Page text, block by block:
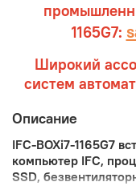
1165G7:
Широкий
систем
Описание
IFC-BOXi7-1165G7
компьютер IFC,
SSD,